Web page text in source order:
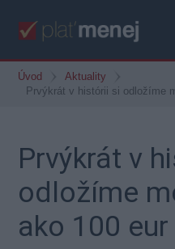
Úvod
Aktuality
Prvýkrát v histórii si odložíme
Prvýkrát v
odložíme
ako 100 eur